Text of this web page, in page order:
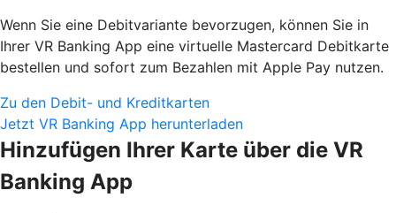
Wenn Sie eine Debitvariante bevorzugen, können Sie in
Ihrer VR Banking App eine virtuelle Mastercard Debitkarte
bestellen und sofort zum Bezahlen mit Apple Pay nutzen.
Zu den Debit- und Kreditkarten
Jetzt VR Banking App herunterladen
Hinzufügen Ihrer Karte über die VR
Banking App